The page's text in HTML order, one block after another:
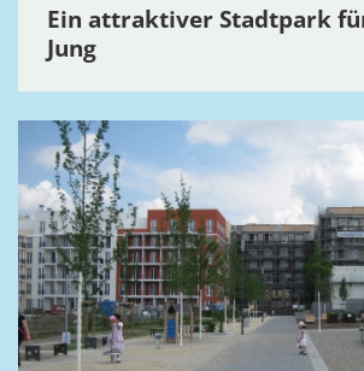
Ein attrak­tiver Stadtpark
Jung